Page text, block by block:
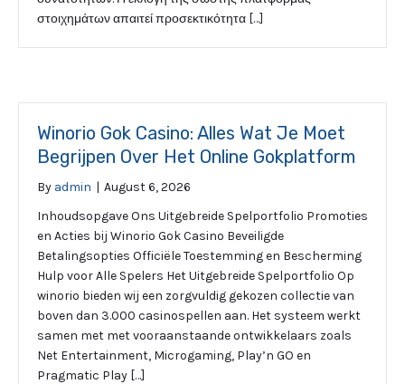
στοιχημάτων απαιτεί προσεκτικότητα […]
Winorio Gok Casino: Alles Wat Je Moet
Begrijpen Over Het Online Gokplatform
By admin | August 6, 2026
Inhoudsopgave Ons Uitgebreide Spelportfolio Promoties
en Acties bij Winorio Gok Casino Beveiligde
Betalingsopties Officiële Toestemming en Bescherming
Hulp voor Alle Spelers Het Uitgebreide Spelportfolio Op
winorio bieden wij een zorgvuldig gekozen collectie van
boven dan 3.000 casinospellen aan. Het systeem werkt
samen met met vooraanstaande ontwikkelaars zoals
Net Entertainment, Microgaming, Play’n GO en
Pragmatic Play […]